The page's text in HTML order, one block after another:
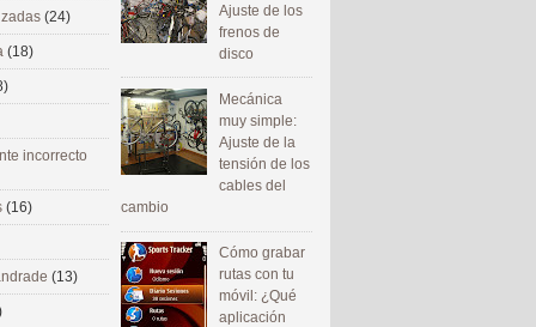
Ajuste de los
frenos de
disco
Mecánica
muy simple:
Ajuste de la
tensión de los
cables del
cambio
Cómo grabar
rutas con tu
móvil: ¿Qué
aplicación
(24)
(18)
incorrecto
(16)
(13)